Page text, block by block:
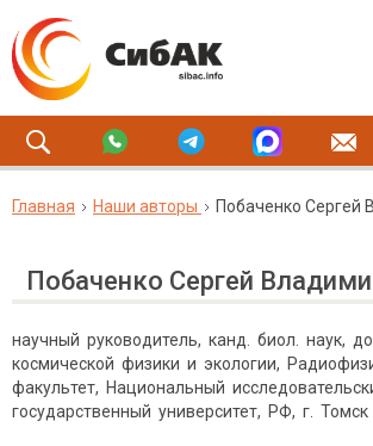
Главная Наши авторы Побаченко Сергей
Побаченко Сергей
научный руководитель, канд. биол. наук,
космической физики и экологии,
факультет, Национальный
государственный университет, РФ, г. Томск